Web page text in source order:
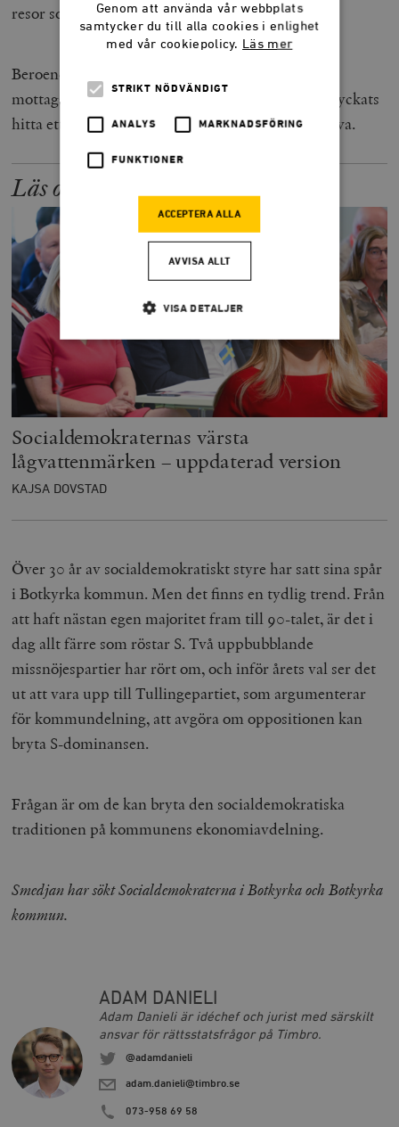
resor som riksdagsledamöter gör.
Beroende på hur detta redovisas av varje enskild
mottagare av arvode, så har Socialdemokraterna lyckats
hitta ett sätt att ge det egna partiet en skattefri gåva.
Läs också:
Socialdemokraternas värsta
lågvattenmärken – uppdaterad version
KAJSA DOVSTAD
Över 30 år av socialdemokratiskt styre har satt sina spår
i Botkyrka kommun. Men det finns en tydlig trend. Från
att haft nästan egen majoritet fram till 90-talet, är det i
dag allt färre som röstar S. Två uppbubblande
missnöjespartier har rört om, och inför årets val ser det
ut att vara upp till Tullingepartiet, som argumenterar
för kommundelning, att avgöra om oppositionen kan
bryta S-dominansen.
Frågan är om de kan bryta den socialdemokratiska
traditionen på kommunens ekonomiavdelning.
Smedjan har sökt Socialdemokraterna i Botkyrka och Botkyrka
kommun.
ADAM DANIELI
Adam Danieli är idéchef och jurist med särskilt
ansvar för rättsstatsfrågor på Timbro.
@adamdanieli
adam.danieli@timbro.se
073-958 69 58
Genom att använda vår webbplats
samtycker du till alla cookies i enlighet
med vår cookiepolicy. Läs mer
STRIKT NÖDVÄNDIGT
ANALYS MARKNADSFÖRING
FUNKTIONER
ACCEPTERA ALLA
AVVISA ALLT
VISA DETALJER
Strikt nödvändigt Analys
Marknadsföring Funktioner
Strikt nödvändiga kakor tillåter
och kontohantering. Webbplatsen kan inte användas
timbro.se
woocommerce_items_in_cart
Automattic
wp_woocommerce_session_[abcdef0123456789]
timbro.se
_hjAbsoluteSessionInProgress